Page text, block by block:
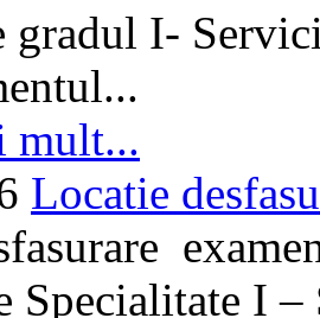
gradul I-
mult...
Locatie
Specialitate I